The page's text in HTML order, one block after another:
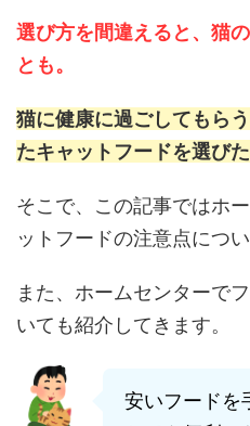
選び方を間違えると、猫
とも。
猫に健康に過ごしてもら
たキャットフードを選び
そこで、この記事ではホ
ットフードの注意点につい
また、ホームセンターで
いても紹介してきます。
安いフードを